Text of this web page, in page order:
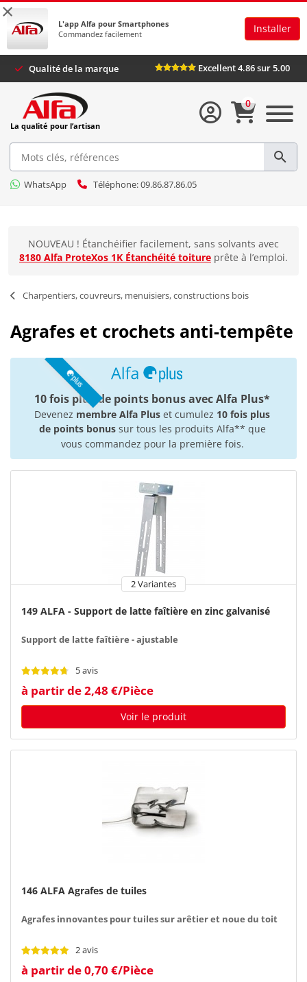
×
L'app Alfa pour Smartphones
Commandez facilement
Installer
Qualité de la marque Excellent 4.86 sur 5.00
La qualité pour l’artisan
WhatsApp Téléphone: 09.86.87.86.05
0
NOUVEAU ! Étanchéifier facilement, sans solvants avec
8180 Alfa ProteXos 1K Étanchéité toiture prête à l’emploi.
Charpentiers, couvreurs, menuisiers, constructions bois
Agrafes et crochets anti-tempête
10 fois plus de points bonus avec Alfa Plus*
Devenez membre Alfa Plus et cumulez 10 fois plus
de points bonussur tous les produits Alfa** que
vous commandez pour la première fois.
2 Variantes
149 ALFA - Support de latte faîtière en zinc galvanisé
Support de latte faîtière - ajustable
5 avis
à partir de 2,48 €/Pièce
Voir le produit
146 ALFA Agrafes de tuiles
Agrafes innovantes pour tuiles sur arêtier et noue du toit
2 avis
à partir de 0,70 €/Pièce